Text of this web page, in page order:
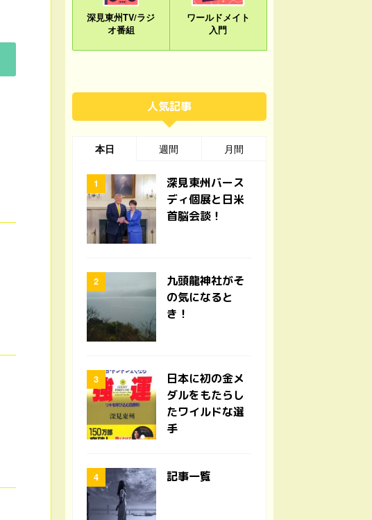
深見東州TV/ラジ
オ番組
ワールドメイト
入門
人気記事
本日 週間 月間
深見東州バース
ディ個展と日米
首脳会談！
九頭龍神社がそ
の気になると
き！
日本に初の金メ
ダルをもたらし
たワイルドな選
手
記事一覧